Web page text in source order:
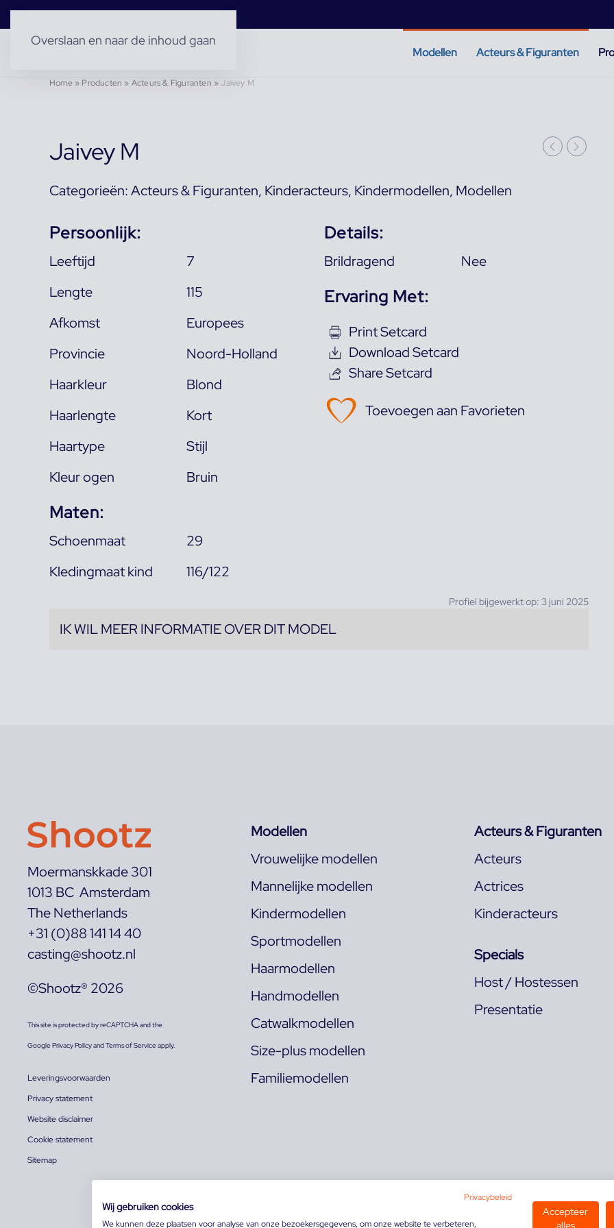
Overslaan en naar de inhoud gaan
Modellen Acteurs & Figuranten
Home» Producten » Acteurs & Figuranten »Jaivey M
Jaivey M
Categorieën:Acteurs & Figuranten, Kinderacteurs, Kindermodellen, Modellen
Persoonlijk:
Leeftijd
7
Lengte
115
Afkomst
Europees
Provincie
Noord-Holland
Haarkleur
Blond
Haarlengte
Kort
Haartype
Stijl
Kleur ogen
Bruin
Maten:
Schoenmaat
29
Kledingmaat kind
116/122
Details:
Brildragend Nee
Ervaring Met:
Print Setcard
Download Setcard
Share Setcard
Toevoegen aan Favorieten
Profiel bijgewerkt op: 3 juni 2025
IK WIL MEER INFORMATIE OVER DIT MODEL
Moermanskkade 301
1013 BC Amsterdam
The Netherlands
+31 (0)88 141 14 40
casting@shootz.nl
©Shootz® 2026
This site is protected by reCAPTCHA and the
GooglePrivacy PolicyandTerms of Serviceapply.
Leveringsvoorwaarden
Privacy statement
Website disclaimer
Cookie statement
Sitemap
Modellen
Vrouwelijke modellen
Mannelijke modellen
Kindermodellen
Sportmodellen
Haarmodellen
Handmodellen
Catwalkmodellen
Size-plus modellen
Familiemodellen
Acteurs & Figuranten
Acteurs
Actrices
Kinderacteurs
Specials
Host / Hostessen
Presentatie
Privacybeleid
Wij gebruiken cookies
We kunnen deze plaatsen voor analyse van onze bezoekersgegevens, om onze website te verbeteren,
Accepteer
alles